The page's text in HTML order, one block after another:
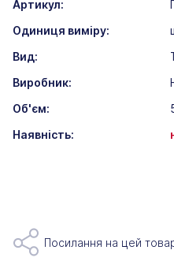
Артикул:
Одиниця виміру:
Вид:
Виробник:
Об'єм:
Наявність:
Посилання на цей